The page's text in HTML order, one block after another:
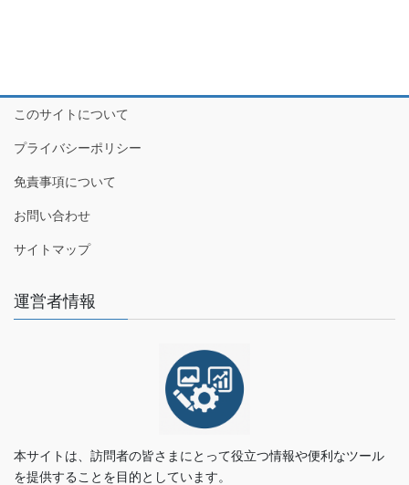
このサイトについて
プライバシーポリシー
免責事項について
お問い合わせ
サイトマップ
運営者情報
本サイトは、訪問者の皆さまにとって役立つ情報や便利なツール
を提供することを目的としています。